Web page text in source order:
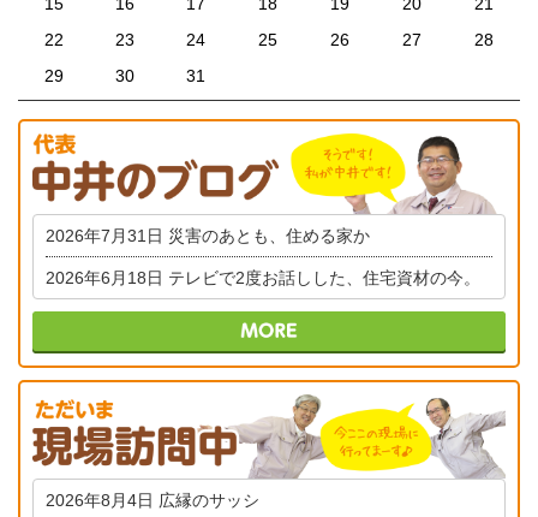
22
23 24 25 26 27
28
29
30 31
2026年7月31日 災害のあとも、住める家か
2026年6月18日 テレビで2度お話しした、住宅資材の今。
2026年8月4日 広縁のサッシ